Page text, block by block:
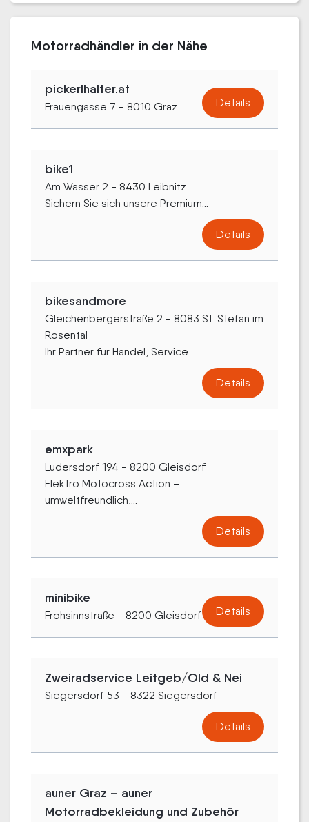
Motorradhändler in der Nähe
pickerlhalter.at
Frauengasse 7 - 8010 Graz Details
bike1
Am Wasser 2 - 8430 Leibnitz
Sichern Sie sich unsere Premium...
Details
bikesandmore
Gleichenbergerstraße 2 - 8083 St. Stefan im
Rosental
Ihr Partner für Handel, Service...
Details
emxpark
Ludersdorf 194 - 8200 Gleisdorf
Elektro Motocross Action –
umweltfreundlich,...
Details
minibike
Frohsinnstraße - 8200 Gleisdorf Details
Zweiradservice Leitgeb/Old & Nei
Siegersdorf 53 - 8322 Siegersdorf
Details
auner Graz – auner
Motorradbekleidung und Zubehör